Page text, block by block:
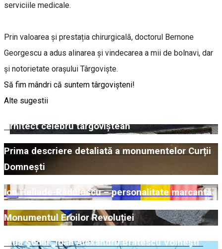
serviciile medicale.
Prin valoarea și prestația chirurgicală, doctorul Bernone
Georgescu a adus alinarea şi vindecarea a mii de bolnavi, dar
și notorietate oraşului Târgovişte.
Să fim mândri că suntem târgovișteni!
Alte sugestii
Arhitect celebru târgoviștean
Prima descriere detaliată a monumentelor Curții
Domnești
Ion Heliade-Rădulescu – personalitate marcantă
Monumentul Eroilor Revoluției
Ziua Școlii „Ioan Alexandru Brătescu Voinești”